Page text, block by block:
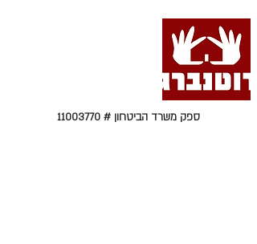
ספק משרד הביטחון # 11003770